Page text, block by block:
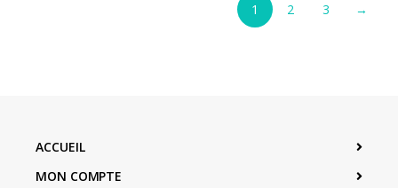
1 2 3 →
ACCUEIL
MON COMPTE